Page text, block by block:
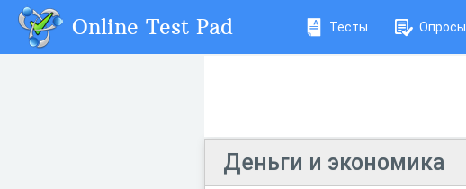
Online Test Pad Тесты Опросы
Деньги и экономика